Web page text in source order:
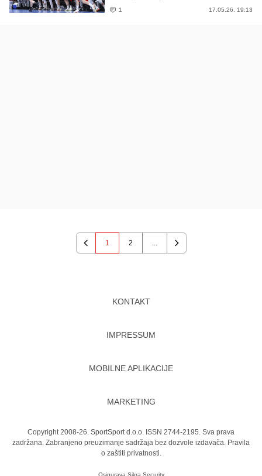
1 17.05.26. 19:13
Previous
1 2 ...
Next
KONTAKT
IMPRESSUM
MOBILNE APLIKACIJE
MARKETING
Copyright 2008-26. SportSport d.o.o. ISSN 2744-2195. Sva prava
zadržana. Zabranjeno preuzimanje sadržaja bez dozvole izdavača. Pravila
o zaštiti privatnosti.
Osigurava Sikra Security